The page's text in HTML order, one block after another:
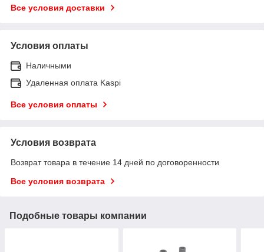
Все условия доставки
Условия оплаты
Наличными
Удаленная оплата Kaspi
Все условия оплаты
Условия возврата
Возврат товара в течение 14 дней по договоренности
Все условия возврата
Подобные товары компании